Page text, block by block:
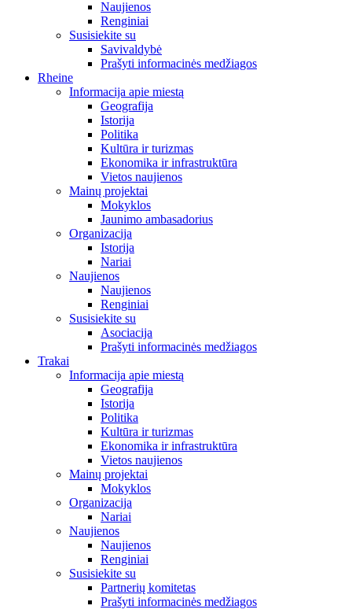
Naujienos
Renginiai
Susisiekite su
Savivaldybė
Prašyti informacinės medžiagos
Rheine
Informacija apie miestą
Geografija
Istorija
Politika
Kultūra ir turizmas
Ekonomika ir infrastruktūra
Vietos naujienos
Mainų projektai
Mokyklos
Jaunimo ambasadorius
Organizacija
Istorija
Nariai
Naujienos
Naujienos
Renginiai
Susisiekite su
Asociacija
Prašyti informacinės medžiagos
Trakai
Informacija apie miestą
Geografija
Istorija
Politika
Kultūra ir turizmas
Ekonomika ir infrastruktūra
Vietos naujienos
Mainų projektai
Mokyklos
Organizacija
Nariai
Naujienos
Naujienos
Renginiai
Susisiekite su
Partnerių komitetas
Prašyti informacinės medžiagos